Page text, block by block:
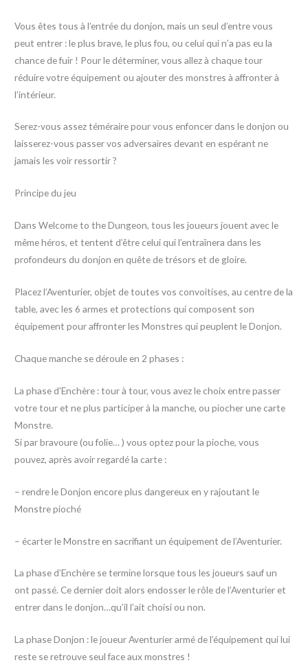
Vous êtes tous à l’entrée du donjon, mais un seul d’entre vous
peut entrer : le plus brave, le plus fou, ou celui qui n’a pas eu la
chance de fuir ! Pour le déterminer, vous allez à chaque tour
réduire votre équipement ou ajouter des monstres à affronter à
l’intérieur.
Serez-vous assez téméraire pour vous enfoncer dans le donjon ou
laisserez-vous passer vos adversaires devant en espérant ne
jamais les voir ressortir ?
Principe du jeu
Dans Welcome to the Dungeon, tous les joueurs jouent avec le
même héros, et tentent d’être celui qui l’entraînera dans les
profondeurs du donjon en quête de trésors et de gloire.
Placez l’Aventurier, objet de toutes vos convoitises, au centre de la
table, avec les 6 armes et protections qui composent son
équipement pour affronter les Monstres qui peuplent le Donjon.
Chaque manche se déroule en 2 phases :
La phase d’Enchère : tour à tour, vous avez le choix entre passer
votre tour et ne plus participer à la manche, ou piocher une carte
Monstre.
Si par bravoure (ou folie… ) vous optez pour la pioche, vous
pouvez, après avoir regardé la carte :
– rendre le Donjon encore plus dangereux en y rajoutant le
Monstre pioché
– écarter le Monstre en sacrifiant un équipement de l’Aventurier.
La phase d’Enchère se termine lorsque tous les joueurs sauf un
ont passé. Ce dernier doit alors endosser le rôle de l’Aventurier et
entrer dans le donjon…qu’il l’ait choisi ou non.
La phase Donjon : le joueur Aventurier armé de l’équipement qui lui
reste se retrouve seul face aux monstres !